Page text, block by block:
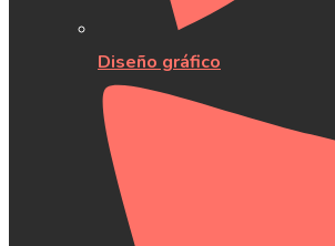
Diseño gráfico